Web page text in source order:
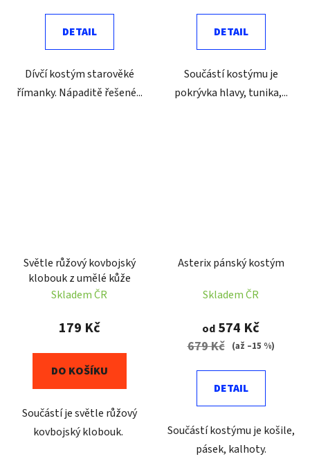
DETAIL
Dívčí kostým starověké
římanky. Nápaditě řešené...
DETAIL
Součástí kostýmu je
pokrývka hlavy, tunika,...
Světle růžový kovbojský
klobouk z umělé kůže
Skladem ČR
179 Kč
DO KOŠÍKU
Součástí je světle růžový
kovbojský klobouk.
Asterix pánský kostým
Skladem ČR
od 574 Kč
679 Kč (až –15 %)
DETAIL
Součástí kostýmu je košile,
pásek, kalhoty.